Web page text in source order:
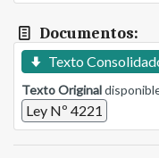
Documentos:
Texto
Texto Original
Ley Nº 4221